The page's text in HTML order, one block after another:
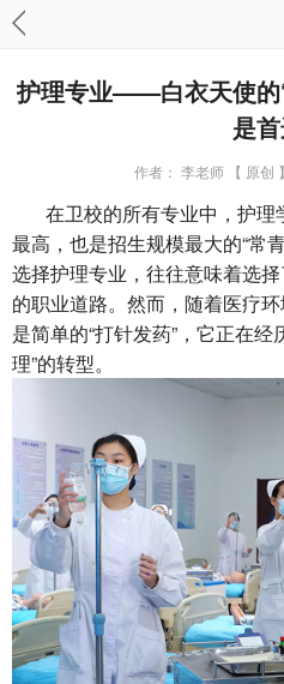
护理专业——白衣天使的
是
作者： 李老师 【 原创 】
在卫校的所有专业中，护理
最高，也是招生规模最大的“常
选择护理专业，往往意味着选
的职业道路。然而，随着医疗
是简单的“打针发药”，它正在经
理”的转型。